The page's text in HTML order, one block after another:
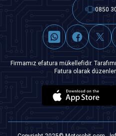
0850
Firmamız efatura mükellefidir.
Fatura olarak